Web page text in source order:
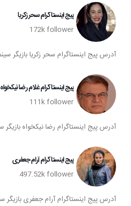
پیج اینستاگرام سحر زکریا
172kfollower
پیج اینستاگرام غلام رضا نیکخواه
111kfollower
پیج اینستاگرام آرام جعفری
497.52kfollower